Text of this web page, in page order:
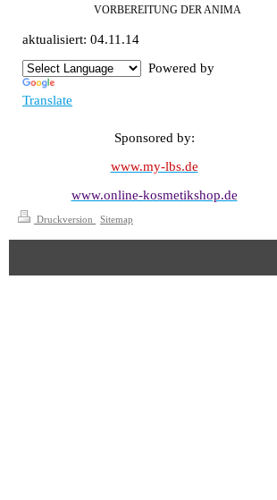
VORBEREITUNG DER ANIMA
aktualisiert: 04.11.14
Powered by
Translate
Sponsored by:
www.my-lbs.de
www.online-kosmetikshop.de
Druckversion
Sitemap